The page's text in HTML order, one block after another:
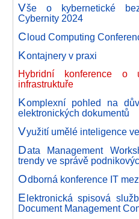
Vše o kybernetické
Cybernity 2024
C loud Computing
Kontajnery v praxi
Hybridní konference
infrastruktuře
Komplexní pohled na
elektronických dokumentů
Využití umělé inteligence
Data Management
trendy ve správě
Odborná konference IT
E lektronická spisová
Document Management